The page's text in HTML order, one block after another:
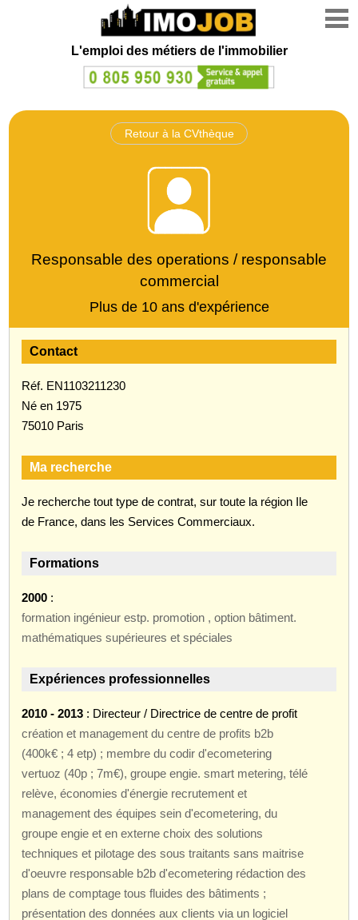
L'emploi des métiers de l'immobilier
Retour à la CVthèque
Responsable des operations / responsable
commercial
Plus de 10 ans d'expérience
Contact
Réf. EN1103211230
Né en 1975
75010 Paris
Ma recherche
Je recherche tout type de contrat, sur toute la région Ile
de France, dans les Services Commerciaux.
Formations
2000 :
formation ingénieur estp. promotion , option bâtiment.
mathématiques supérieures et spéciales
Expériences professionnelles
2010 - 2013 : Directeur / Directrice de centre de profit
création et management du centre de profits b2b
(400k€ ; 4 etp) ; membre du codir d'ecometering
vertuoz (40p ; 7m€), groupe engie. smart metering, télé
relève, économies d'énergie recrutement et
management des équipes sein d'ecometering, du
groupe engie et en externe choix des solutions
techniques et pilotage des sous traitants sans maitrise
d'oeuvre responsable b2b d'ecometering rédaction des
plans de comptage tous fluides des bâtiments ;
présentation des données aux clients via un logiciel